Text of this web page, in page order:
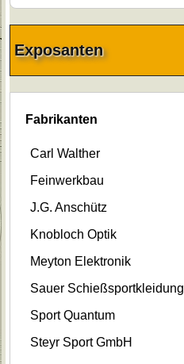
Exposanten
Fabrikanten
Carl Walther
Feinwerkbau
J.G. Anschütz
Knobloch Optik
Meyton Elektronik
Sauer Schießsportkleidung
Sport Quantum
Steyr Sport GmbH